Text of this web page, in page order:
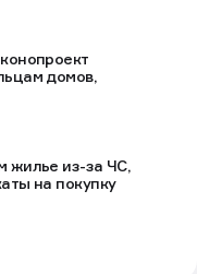
домов,
жилье из-за ЧС,
на покупку